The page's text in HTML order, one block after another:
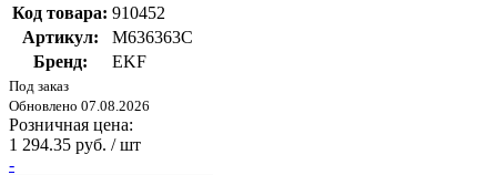
Код товара: 910452
Артикул:
M636363C
Бренд:
EKF
Под заказ
Обновлено 07.08.2026
Розничная цена:
1 294.35 руб. / шт
-